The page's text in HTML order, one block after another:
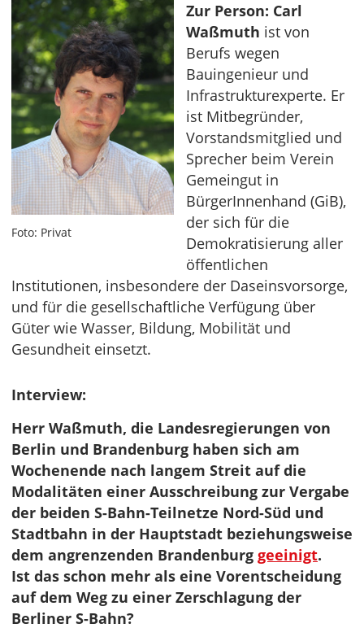
Foto: Privat
Zur Person: Carl
Waßmuth ist von
Berufs wegen
Bauingenieur und
Infrastrukturexperte. Er
ist Mitbegründer,
Vorstandsmitglied und
Sprecher beim Verein
Gemeingut in
BürgerInnenhand (GiB),
der sich für die
Demokratisierung aller
öffentlichen
Institutionen, insbesondere der Daseinsvorsorge,
und für die gesellschaftliche Verfügung über
Güter wie Wasser, Bildung, Mobilität und
Gesundheit einsetzt.
Interview:
Herr Waßmuth, die Landesregierungen von
Berlin und Brandenburg haben sich am
Wochenende nach langem Streit auf die
Modalitäten einer Ausschreibung zur Vergabe
der beiden S-Bahn-Teilnetze Nord-Süd und
Stadtbahn in der Hauptstadt beziehungsweise
dem angrenzenden Brandenburg geeinigt.
Ist das schon mehr als eine Vorentscheidung
auf dem Weg zu einer Zerschlagung der
Berliner S-Bahn?